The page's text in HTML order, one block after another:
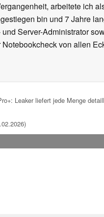
arbeitete ich
bin und 7 Jahre
Server-Administrator
von allen
Leaker liefert jede Menge